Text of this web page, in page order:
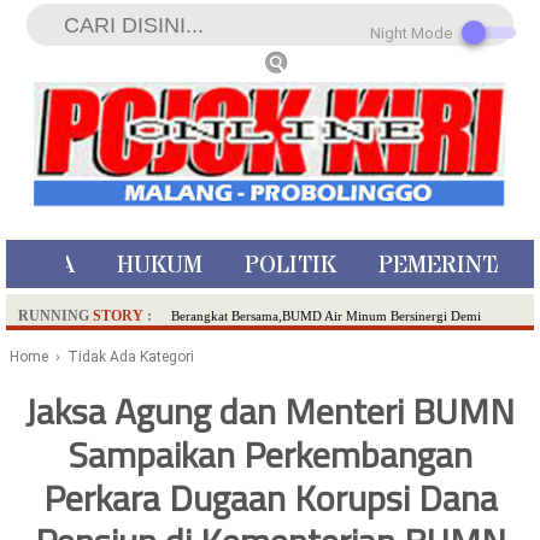
HUKUM POLITIK
RUNNING STORY : Berangkat Bersama,BUMD Air Minum Bersinergi Demi
Ditangkap di Kediri,Satu Buron
SDN Sumberejo 02 Kota Batu Kembangkan Program Inovasi
Literasi Melalui LASKAR JODA, Usung Filosofi Gelar Sehelai
Tikar
Ambulance Dari Berbagai Daerah Padati Kota Wisata Batu
Home › Tidak Ada Kategori
Jaksa Agung dan Menteri BUMN
Sampaikan Perkembangan
Perkara Dugaan Korupsi Dana
Night Mode